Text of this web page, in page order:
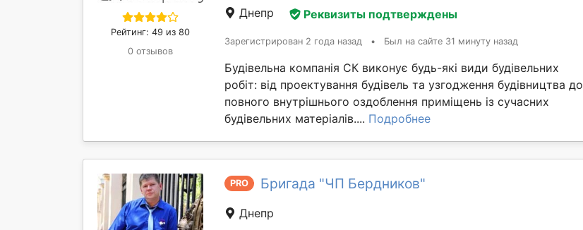
Рейтинг: 49 из 80
0 отзывов
Днепр Реквизиты подтверждены
Зарегистрирован 2 года назад • Был на сайте 31 минуту назад
Будівельна компанія СК виконує будь-які види будівельних
робіт: від проектування будівель та узгодження будівництва до
повного внутрішнього оздоблення приміщень із сучасних
будівельних матеріалів.... Подробнее
PRO Бригада "ЧП Бердников"
Днепр